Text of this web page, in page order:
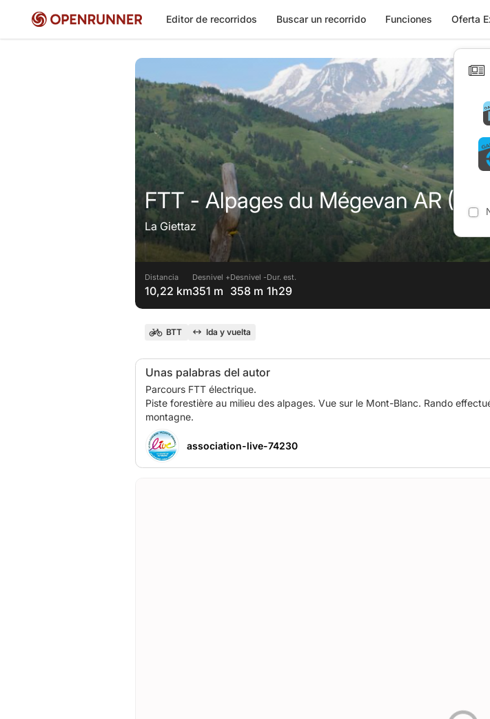
Editor de recorridos Buscar un recorrido Funciones Oferta
FTT - Alpages du Mégevan AR (La
La Giettaz
Distancia
10,22 km
Desnivel +
351 m
Desnivel -
358 m
Dur. est.
1h29
BTT Ida y vuelta
Unas palabras del autor
Parcours FTT électrique.
Piste forestière au milieu des alpages. Vue sur le Mont-Blanc. Rando
association-live-74230